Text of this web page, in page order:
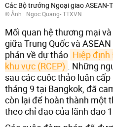
Các Bộ trưởng Ngoại giao ASEAN-
© Ảnh : Ngọc Quang- TTXVN
Mối quan hệ thương mại
giữa Trung Quốc và
phán về dự thảo Hiệp định
khu vực (RCEP) . Những
sau các cuộc thảo luận
tháng 9 tại Bangkok, đã
còn lại để hoàn thành một
theo chỉ đạo của lãnh đạo